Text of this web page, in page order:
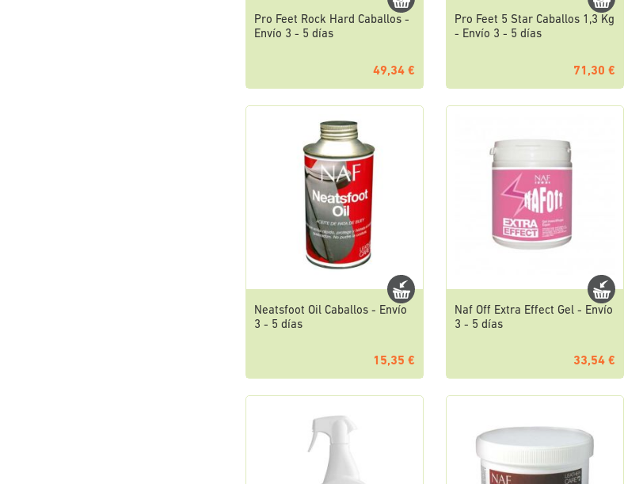
Pro Feet Rock Hard Caballos -
Envío 3 - 5 días
49,34 €
Pro Feet 5 Star Caballos 1,3 Kg
- Envío 3 - 5 días
71,30 €
Neatsfoot Oil Caballos - Envío
3 - 5 días
15,35 €
Naf Off Extra Effect Gel - Envío
3 - 5 días
33,54 €